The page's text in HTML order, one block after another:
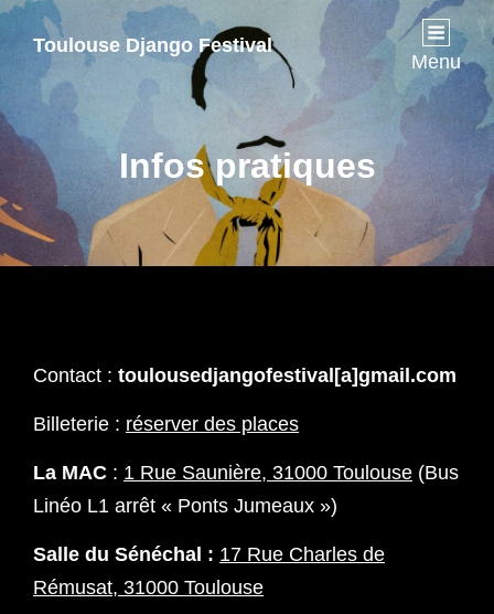
Toulouse Django Festival
Menu
Infos pratiques
Contact : toulousedjangofestival[a]gmail.com
Billeterie : réserver des places
La MAC : 1 Rue Saunière, 31000 Toulouse (Bus
Linéo L1 arrêt « Ponts Jumeaux »)
Salle du Sénéchal : 17 Rue Charles de
Rémusat, 31000 Toulouse